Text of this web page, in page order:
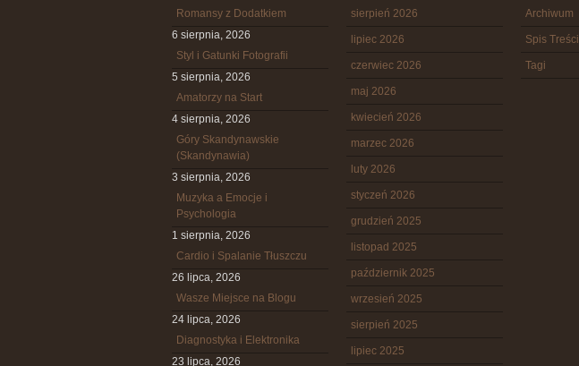
Romansy z Dodatkiem
6 sierpnia, 2026
Styl i Gatunki Fotografii
5 sierpnia, 2026
Amatorzy na Start
4 sierpnia, 2026
Góry Skandynawskie
(Skandynawia)
3 sierpnia, 2026
Muzyka a Emocje i
Psychologia
1 sierpnia, 2026
Cardio i Spalanie Tłuszczu
26 lipca, 2026
Wasze Miejsce na Blogu
24 lipca, 2026
Diagnostyka i Elektronika
23 lipca, 2026
sierpień 2026
lipiec 2026
czerwiec 2026
maj 2026
kwiecień 2026
marzec 2026
luty 2026
styczeń 2026
grudzień 2025
listopad 2025
październik 2025
wrzesień 2025
sierpień 2025
lipiec 2025
Archiwum
Spis Treści
Tagi